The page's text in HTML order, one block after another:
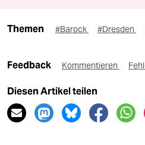
Themen #Barock #Dresden
Feedback Kommentieren
Diesen Artikel teilen